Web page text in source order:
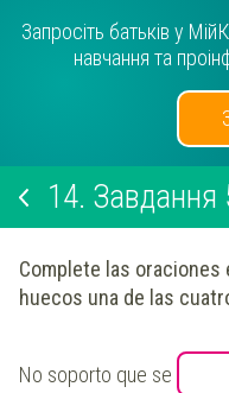
Запросіть батьків у
навчання та
14. Завдання
Complete las oraciones
huecos una de las
No soporto que se